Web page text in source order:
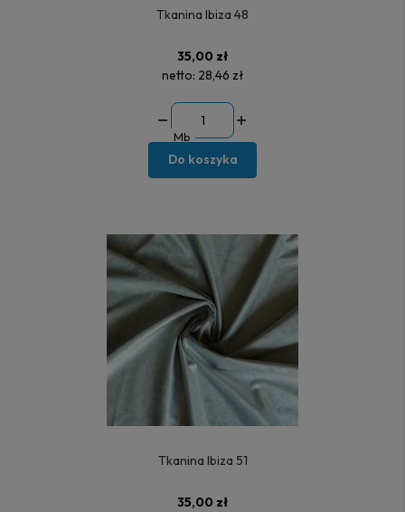
Tkanina Ibiza 48
35,00 zł
netto: 28,46 zł
Mb
Do koszyka
Tkanina Ibiza 51
35,00 zł